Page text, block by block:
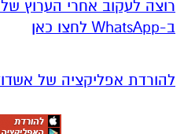
רוצה לעקוב אחרי הערוץ
ב-WhatsApp לחצו כאן
להורדת אפליקציה של